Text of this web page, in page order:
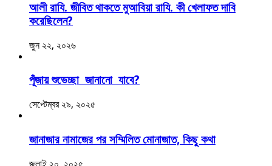
আলী রাযি. জীবিত থাকতে মুআবিয়া রাযি. কী খেলাফত দাবি
করেছিলেন?
জুন ২২, ২০২৬
পূঁজায় শুভেচ্ছা জানানো যাবে?
সেপ্টেম্বর ২৯, ২০২৫
জানাজার নামাজের পর সম্মিলিত মোনাজাত, কিছু কথা
জুলাই ২০, ২০২৫